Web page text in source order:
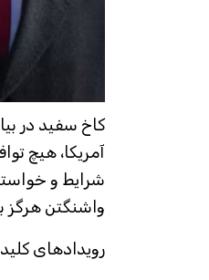
کاخ سفید در
آمریکا، هیچ
شرایط و
واشنگتن هرگز
رویدادهای